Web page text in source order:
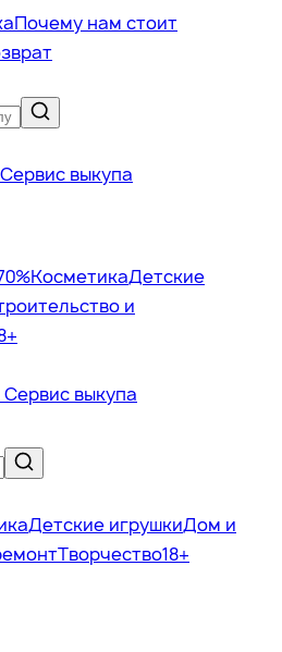
Почему нам стоит
Сервис выкупа
КосметикаДетские
и
Сервис выкупа
Детские игрушкиДом и
Творчество18+